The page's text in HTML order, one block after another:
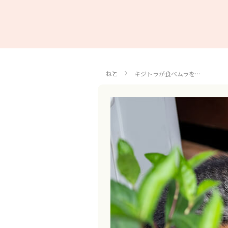
ねこ キジトラが食べムラを…